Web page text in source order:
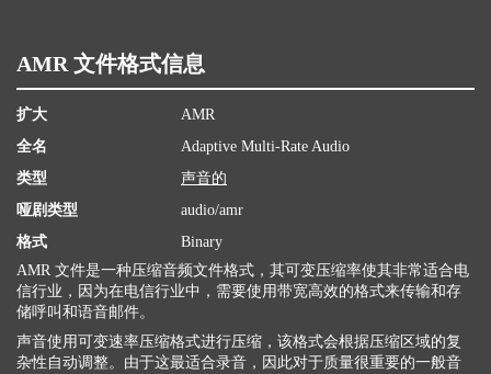
AMR 文件格式信息
扩大
AMR
全名
Adaptive Multi-Rate Audio
类型
声音的
哑剧类型
audio/amr
格式
Binary
AMR 文件是一种压缩音频文件格式，其可变压缩率使其非常适合电
信行业，因为在电信行业中，需要使用带宽高效的格式来传输和存
储呼叫和语音邮件。
声音使用可变速率压缩格式进行压缩，该格式会根据压缩区域的复
杂性自动调整。由于这最适合录音，因此对于质量很重要的一般音